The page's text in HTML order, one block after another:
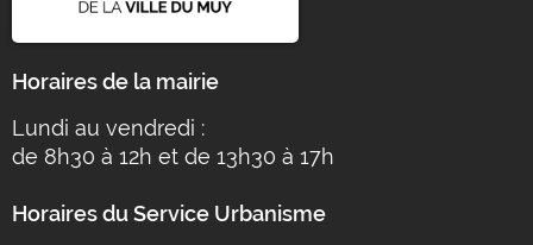
Horaires de la mairie
Lundi au vendredi :
de 8h30 à 12h et de 13h30 à 17h
Horaires du Service Urbanisme